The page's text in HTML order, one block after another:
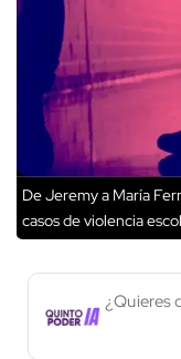
De Jeremy a María
casos de violencia
¿Quieres